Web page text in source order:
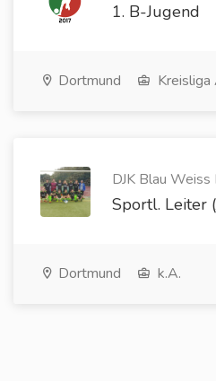
1. B-Jugend
Dortmund Kreisliga
DJK Blau Weiss
Sportl. Leiter
Dortmund k.A.